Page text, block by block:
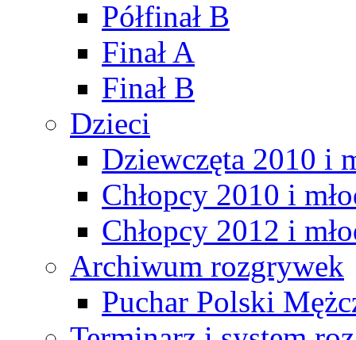
Półfinał B
Finał A
Finał B
Dzieci
Dziewczęta 2010 i
Chłopcy 2010 i
Chłopcy 2012 i
Archiwum rozgrywek
Puchar Polski